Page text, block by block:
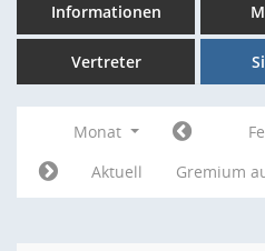
Informationen
Vertreter
Monat
Aktuell
Gremium